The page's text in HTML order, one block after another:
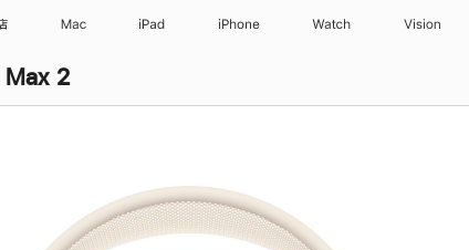
Mac iPad iPhone Watch Vision
Max 2